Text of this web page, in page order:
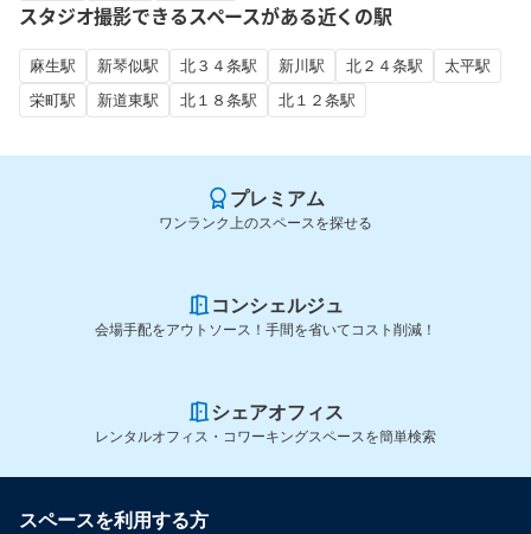
スタジオ撮影できるスペースがある近くの駅
麻生駅 新琴似駅 北３４条駅 新川駅 北２４条駅
太平駅
栄町駅
新道東駅 北１８条駅 北１２条駅
プレミアム
ワンランク上のスペースを探せる
コンシェルジュ
会場手配をアウトソース！手間を省いてコスト削減！
シェアオフィス
レンタルオフィス・コワーキングスペースを簡単検索
スペースを利用する方